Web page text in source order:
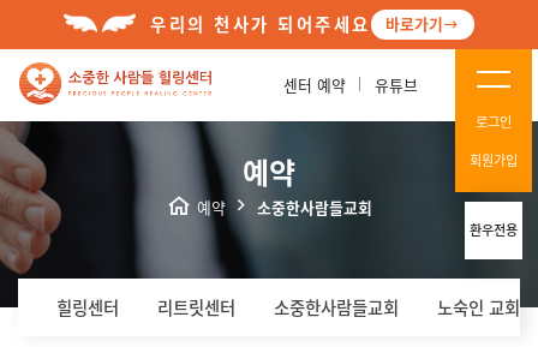
우리의 천사가 되어주세요 바로가기
센터 예약 유튜브
로그인
회원가입
환우전용
예약
예약 소중한사람들교회
힐링센터 리트릿센터 소중한사람들교회 노숙인 교회(